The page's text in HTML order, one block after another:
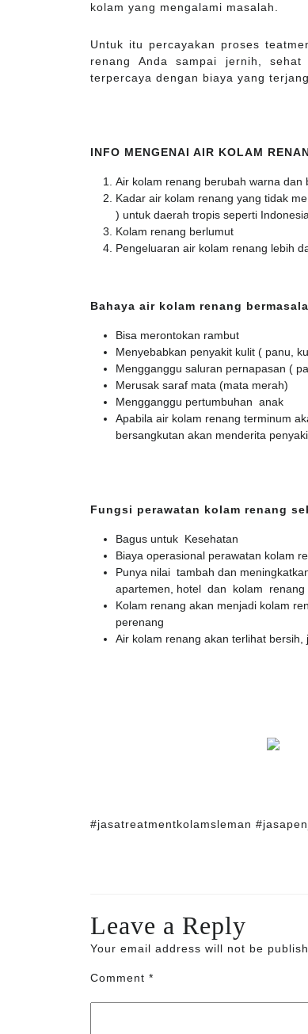
kolam yang mengalami masalah.
Untuk itu percayakan proses
renang Anda sampai jernih,
terpercaya dengan biaya yang
INFO MENGENAI AIR KOLAM
Air kolam renang berubah warna
Kadar air kolam renang yang tidak
) untuk daerah tropis seperti Indonesia
Kolam renang berlumut
Pengeluaran air kolam renang lebih
Bahaya air kolam renang
Bisa merontokan rambut
Menyebabkan penyakit kulit ( panu,
Mengganggu saluran pernapasan (
Merusak saraf mata (mata merah)
Mengganggu pertumbuhan anak
Apabila air kolam renang terminum
bersangkutan akan menderita
Fungsi perawatan kolam renang
Bagus untuk Kesehatan
Biaya operasional perawatan kolam
Punya nilai tambah dan
apartemen, hotel dan kolam
Kolam renang akan menjadi kolam
perenang
Air kolam renang akan terlihat bersih,
#jasatreatmentkolamsleman
Leave a Reply
Your email address will not be
Comment *